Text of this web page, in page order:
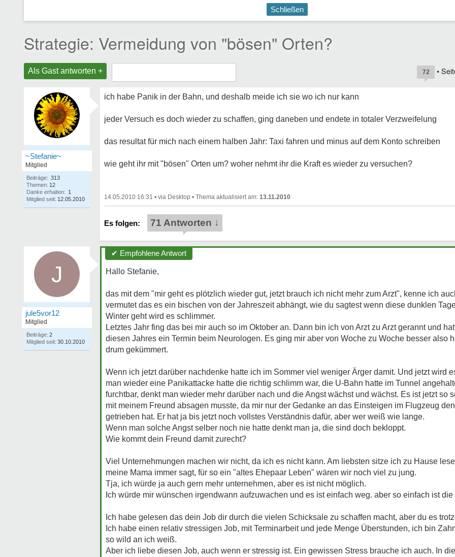
Schließen
Strategie: Vermeidung von "bösen" Orten?
Als Gast antworten + 72 •
~Stefanie~
Mitglied
Beiträge: 313
Themen: 12
Danke erhalten: 1
Mitglied seit: 12.05.2010
ich habe Panik in der Bahn, und deshalb meide ich sie wo ich nur kann
jeder Versuch es doch wieder zu schaffen, ging daneben und endete in totaler Verzweifelung
das resultat für mich nach einem halben Jahr: Taxi fahren und minus auf dem Konto schreiben
wie geht ihr mit "bösen" Orten um? woher nehmt ihr die Kraft es wieder zu versuchen?
14.05.2010 16:31 • • 13.11.2010
71 Antworten ↓
J
jule5vor12
Mitglied
Beiträge: 2
Mitglied seit: 30.10.2010
✔ Empfohlene Antwort
Hallo Stefanie,
das mit dem "mir geht es plötzlich wieder gut, jetzt brauch ich nicht mehr zum Arzt", kenne ich
vermutet das es ein bischen von der Jahreszeit abhängt, wie du sagtest wenn diese dunklen
Winter geht wird es schlimmer.
Letztes Jahr fing das bei mir auch so im Oktober an. Dann bin ich von Arzt zu Arzt gerannt und
diesen Jahres ein Termin beim Neurologen. Es ging mir aber von Woche zu Woche besser also
drum gekümmert.
Wenn ich jetzt darüber nachdenke hatte ich im Sommer viel weniger Ärger damit. Und jetzt wird
man wieder eine Panikattacke hatte die richtig schlimm war, die U-Bahn hatte im Tunnel
furchtbar, denkt man wieder mehr darüber nach und die Angst wächst und wächst. Es ist jetzt so
mit meinem Freund absagen musste, da mir nur der Gedanke an das Einsteigen im Flugzeug
getrieben hat. Er hat ja bis jetzt noch vollstes Verständnis dafür, aber wer weiß wie lange.
Wenn man solche Angst selber noch nie hatte denkt man ja, die sind doch bekloppt.
Wie kommt dein Freund damit zurecht?
Viel Unternehmungen machen wir nicht, da ich es nicht kann. Am liebsten sitze ich zu Hause
meine Mama immer sagt, für so ein "altes Ehepaar Leben" wären wir noch viel zu jung.
Tja, ich würde ja auch gern mehr unternehmen, aber es ist nicht möglich.
Ich würde mir wünschen irgendwann aufzuwachen und es ist einfach weg. aber so einfach ist
Ich habe gelesen das dein Job dir durch die vielen Schicksale zu schaffen macht, aber du es
Ich habe einen relativ stressigen Job, mit Terminarbeit und jede Menge Überstunden, ich bin
so wild an ich weiß.
Aber ich liebe diesen Job, auch wenn er stressig ist. Ein gewissen Stress brauche ich auch. In